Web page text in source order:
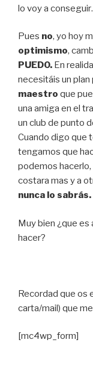
lo voy a
Pues no, yo hoy
optimismo,
PUEDO. En
necesitáis un plan
maestro que
una amiga en el
un club de punto
Cuando digo que
tengamos que
podemos hacerlo,
costara mas y a
nunca lo sabrás.
Muy bien ¿que
hacer?
Recordad que os
carta/mail) que
[mc4wp_form]